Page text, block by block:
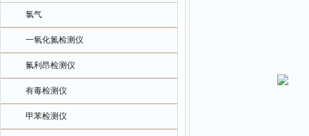
氯气
一氧化氮检测仪
氟利昂检测仪
有毒检测仪
甲苯检测仪